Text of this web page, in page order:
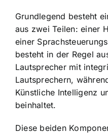
Grundlegend besteht
aus zwei Teilen: einer
einer
besteht in der Regel
Lautsprecher mit
Lautsprechern,
Künstliche Intelligenz
beinhaltet.
Diese beiden